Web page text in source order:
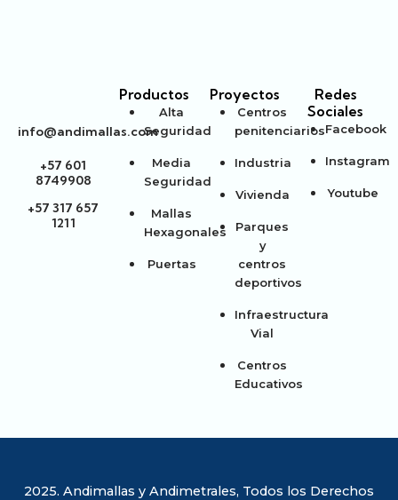
info@andimallas.com
+57 601
8749908
+57 317 657
1211
Productos
Alta
Seguridad
Media
Seguridad
Mallas
Hexagonales
Puertas
Proyectos
Centros
penitenciarios
Industria
Vivienda
Parques
y
centros
deportivos
Infraestructura
Vial
Centros
Educativos
Redes
Sociales
Facebook
Instagram
Youtube
2025. Andimallas y Andimetrales, Todos los Derechos